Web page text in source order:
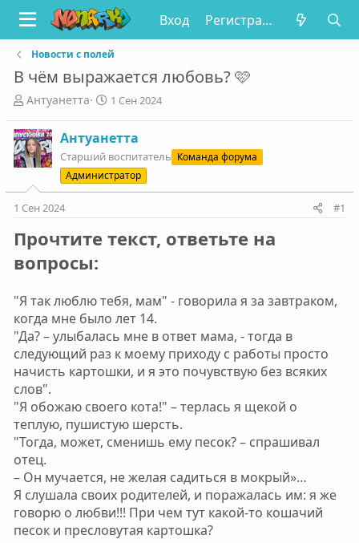
Вход Регистрация
Новости с полей
В чём выражается любовь? 🩷
А
т
о
р
е
м
Антуанетта
Д
а
н
а
ч
а
1 Сен 2024
Антуанетта
Старший воспитатель Команда форума
Администратор
1 Сен 2024 #1
Прочтите текст, ответьте на
вопросы:
"Я так люблю тебя, мам" - говорила я за завтраком,
когда мне было лет 14.
"Да? – улыбалась мне в ответ мама, - тогда в
следующий раз к моему приходу с работы просто
начисть картошки, и я это почувствую без всяких
слов".
"Я обожаю своего кота!" – терлась я щекой о
теплую, пушистую шерсть.
"Тогда, может, сменишь ему песок? – спрашивал
отец.
– Он мучается, не желая садиться в мокрый»…
Я слушала своих родителей, и поражалась им: я же
говорю о любви!!! При чем тут какой-то кошачий
песок и пресловутая картошка?